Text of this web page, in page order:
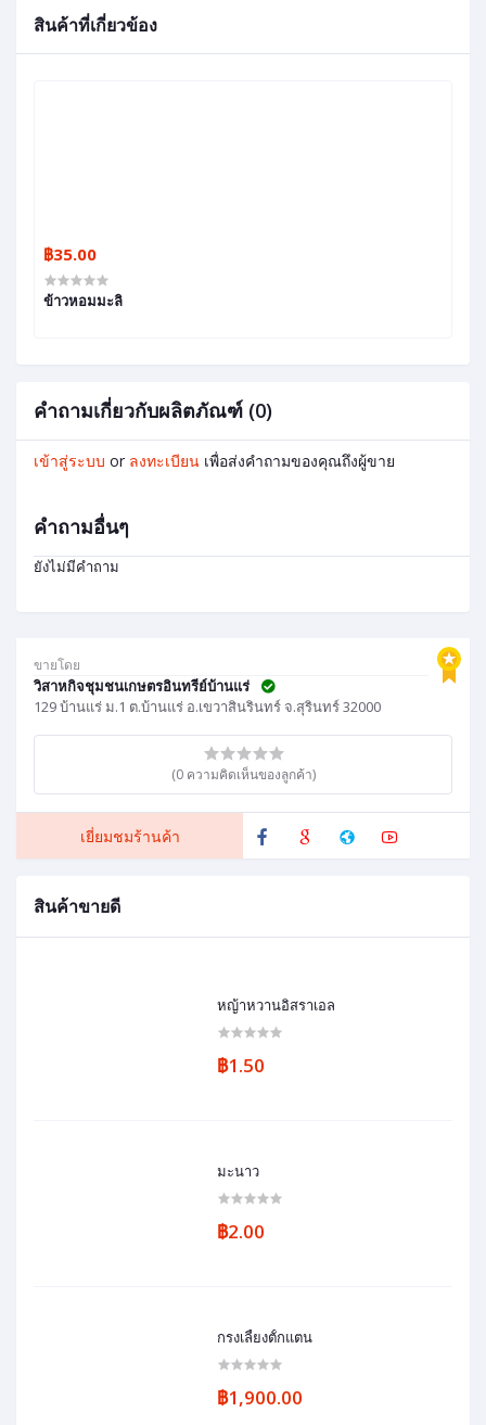
ขายโดย
วิสาหกิจชุมชนเกษตรอินทรีย์บ้านแร่
129 บ้านแร่ ม.1 ต.บ้านแร่ อ.เขวาสินรินทร์ จ.สุรินทร์ 32000
(0 ความคิดเห็นของลูกค้า)
เยี่ยมชมร้านค้า
สินค้าขายดี
หญ้าหวานอิสราเอล
฿1.50
มะนาว
฿2.00
กรงเลี้ยงตั้กแตน
฿1,900.00
สินค้าที่เกี่ยวข้อง
฿35.00
ข้าวหอมมะลิ
คำถามเกี่ยวกับผลิตภัณฑ์ (0)
เข้าสู่ระบบ or ลงทะเบียน เพื่อส่งคำถามของคุณถึงผู้ขาย
คำถามอื่นๆ
ยังไม่มีคำถาม